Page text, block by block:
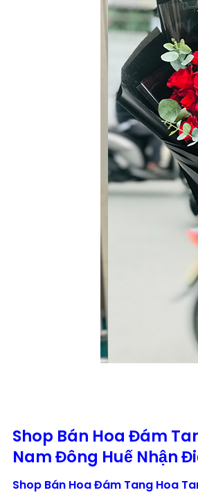
Shop Bán Hoa Đám
Nam Đông Huế Nhận
Shop Bán Hoa Đám Tang Hoa